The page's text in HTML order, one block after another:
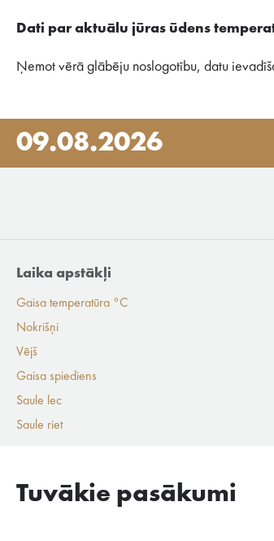
Dati par aktuālu jūras ūdens
Ņemot vērā glābēju noslogotību, datu
09.08.2026
Laika apstākļi
Gaisa temperatūra °C
Nokrišņi
Vējš
Gaisa spiediens
Saule lec
Saule riet
Tuvākie pasākumi